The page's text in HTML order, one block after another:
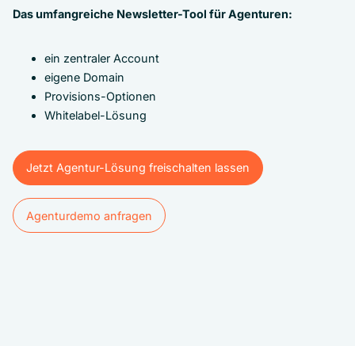
Das umfangreiche Newsletter-Tool für Agenturen:
ein zentraler Account
eigene Domain
Provisions-Optionen
Whitelabel-Lösung
Jetzt Agentur-Lösung freischalten lassen
Jetzt Agentur-Lösung freischalten lassen
Agenturdemo anfragen
Agenturdemo anfragen